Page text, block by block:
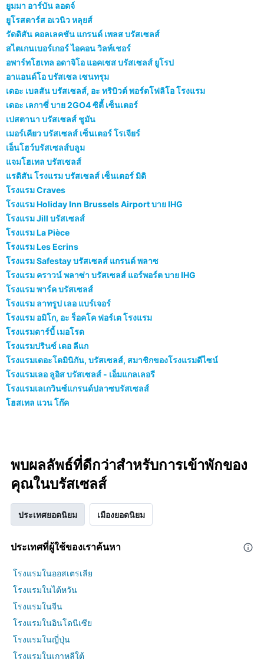
ยูมมา อาร์บัน ลอดจ์
ยูโรสตาร์ส อเวนิว หลุยส์
รัดดิสัน คอลเลคชัน แกรนด์ เพลส บรัสเซลส์
สไตเกนเบอร์เกอร์ ไอคอน วิลท์เชอร์
อพาร์ทโฮเทล อดาจิโอ แอคเซส บรัสเซลส์ ยูโรป
อาแอนด์โอ บรัสเซล เซนทรุม
เดอะ เบลสัน บรัสเซลส์, อะ ทริบิวต์ พอร์ตโฟลิโอ โรงแรม
เดอะ เลกาซี่ บาย 2GO4 ซิตี้ เซ็นเตอร์
เปสตานา บรัสเซลส์ ชูมัน
เมอร์เคียว บรัสเซลส์ เซ็นเตอร์ โรเจียร์
เอ็นโฮว์บรัสเซลส์บลูม
แจมโฮเทล บรัสเซลส์
แรดิสัน โรงแรม บรัสเซลส์ เซ็นเตอร์ มิดิ
โรงแรม Craves
โรงแรม Holiday Inn Brussels Airport บาย IHG
โรงแรม Jill บรัสเซลส์
โรงแรม La Pièce
โรงแรม Les Ecrins
โรงแรม Safestay บรัสเซลส์ แกรนด์ พลาซ
โรงแรม คราวน์ พลาซ่า บรัสเซลส์ แอร์พอร์ต บาย IHG
โรงแรม พาร์ค บรัสเซลส์
โรงแรม ลาทรูป เลอ แบร์เจอร์
โรงแรม อมิโก, อะ ร็อคโค ฟอร์เต โรงแรม
โรงแรมดาร์บี้ เมอโรด
โรงแรมปรินซ์ เดอ ลีแก
โรงแรมเดอะโดมินิกัน, บรัสเซลส์, สมาชิกของโรงแรมดีไซน์
โรงแรมเลอ ลูอิส บรัสเซลส์ - เอ็มแกลเลอรี
โรงแรมเลเกวินซ์แกรนด์ปลาซบรัสเซลส์
โฮสเทล แวน โก๊ค
พบผลลัพธ์ที่ดีกว่าสำหรับการเข้าพักของ
คุณในบรัสเซลส์
ประเทศยอดนิยม เมืองยอดนิยม
ประเทศที่ผู้ใช้ของเราค้นหา
โรงแรมในออสเตรเลีย
โรงแรมในไต้หวัน
โรงแรมในจีน
โรงแรมในอินโดนีเซีย
โรงแรมในญี่ปุ่น
โรงแรมในเกาหลีใต้